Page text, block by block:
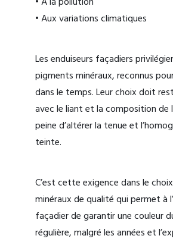
• Aux variations climatiques
Les enduiseurs façadiers
pigments minéraux, reconnus
dans le temps. Leur choix doit
avec le liant et la composition de
peine d’altérer la tenue et
teinte.
C’est cette exigence dans le
minéraux de qualité qui permet à
façadier de garantir une couleur
régulière, malgré les années et